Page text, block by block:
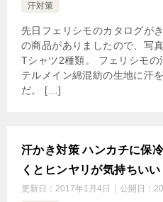
汗対策
先日フェリシモのカタログが
の商品がありましたので、写
Tシャツ2種類。 フェリシモ
テルメイン綿混紡の生地に汗
だ。 […]
汗かき対策 ハンカチに保
くとヒンヤリが気持ちいい
更新日： 2017年1月4日 公開日：